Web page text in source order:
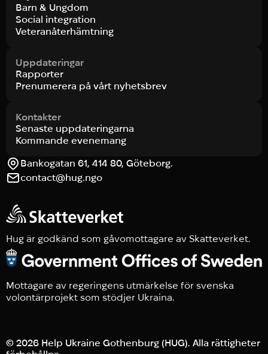
Barn & Ungdom
Social integration
Veteranåterhämtning
Uppdateringar
Rapporter
Prenumerera på vårt nyhetsbrev
Kontakter
Senaste uppdateringarna
Kommande evenemang
Bankogatan 61, 414 80, Göteborg.
contact@hug.ngo
Hug är godkänd som gåvomottagare av Skatteverket.
Mottagare av regeringens utmärkelse för svenska
volontärprojekt som stödjer Ukraina.
© 2026 Help Ukraine Gothenburg (HUG). Alla rättigheter